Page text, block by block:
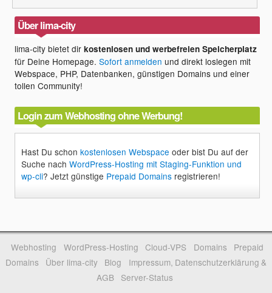
Über lima-city
lima-city bietet dirkostenlosen und werbefreien Speicherplatz
für Deine Homepage.Sofort anmelden und direkt loslegen mit
Webspace, PHP, Datenbanken, günstigen Domains und einer
tollen Community!
Login zum Webhosting ohne Werbung!
Hast Du schonkostenlosen Webspace oder bist Du auf der
Suche nachWordPress-Hosting mit Staging-Funktion und
wp-cli? Jetzt günstige Prepaid Domains registrieren!
Webhosting WordPress-Hosting Cloud-VPS Domains
Prepaid
Domains
Über lima-city Blog
Impressum, Datenschutzerklärung &
AGB
Server-Status